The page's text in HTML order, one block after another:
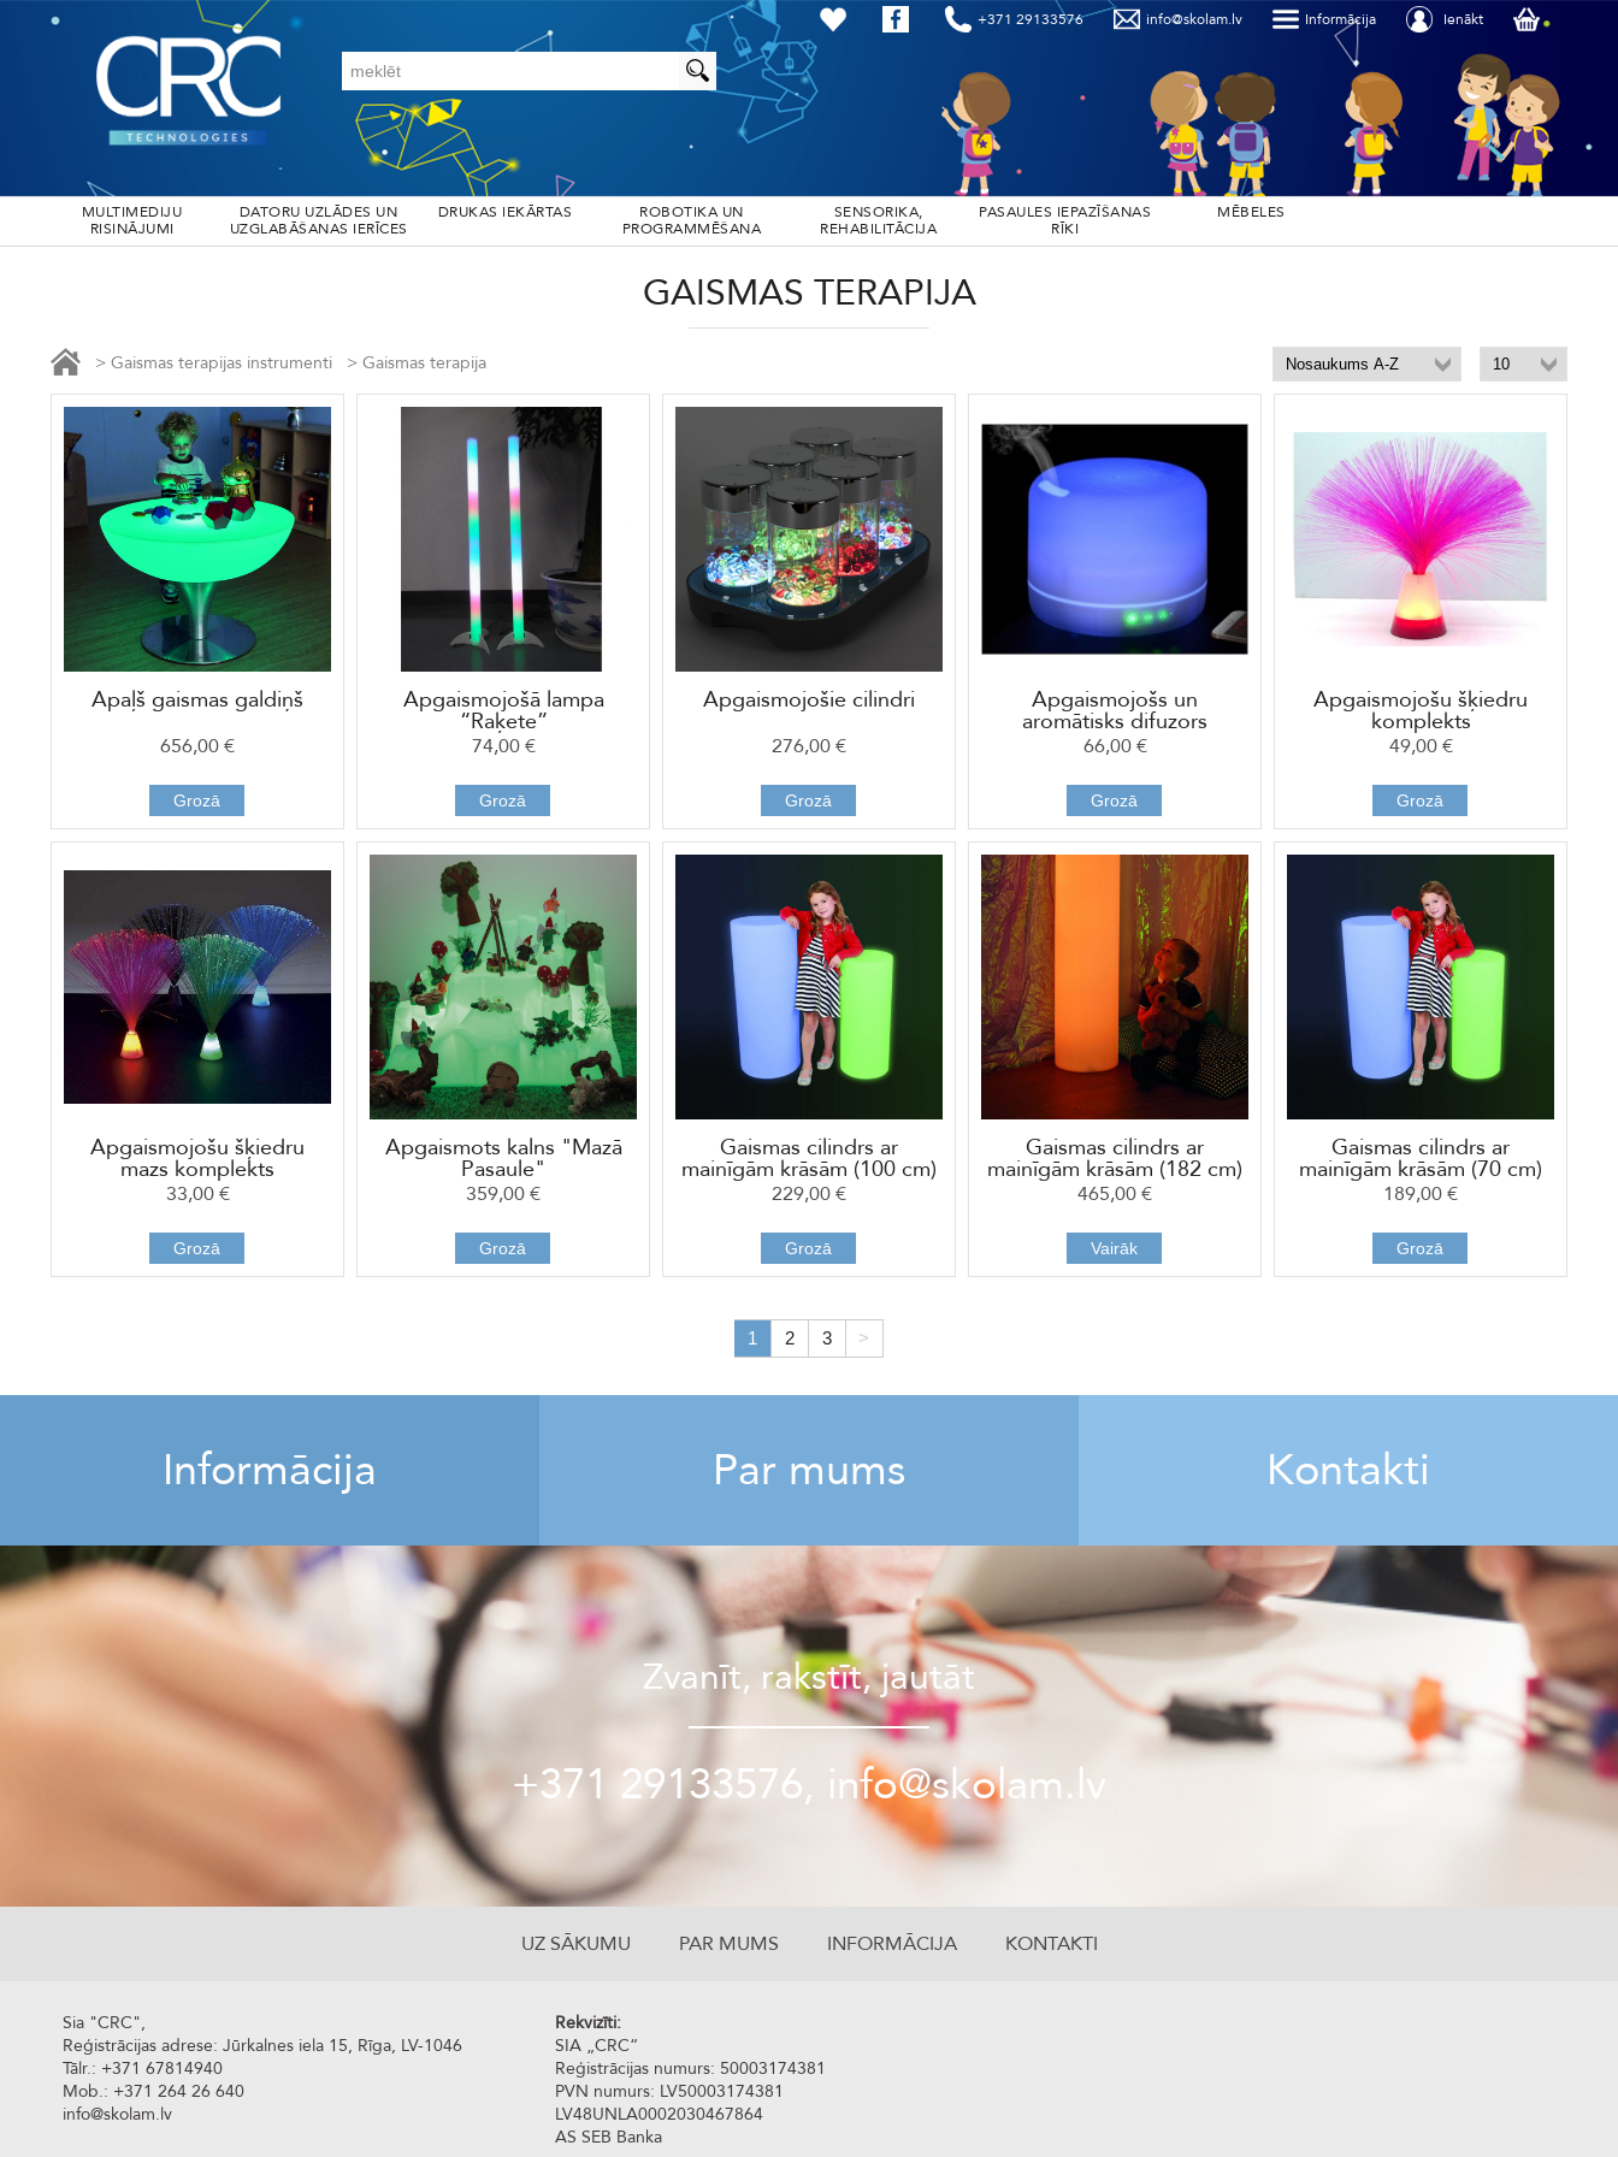
+371 29133576 info@skolam.lv Informācija Ienākt
MULTIMEDIJU
RISINĀJUMI
DATORU UZLĀDES UN
UZGLABĀŠANAS IERĪCES
DRUKAS IEKĀRTAS
ROBOTIKA UN
PROGRAMMĒŠANA
SENSORIKA,
REHABILITĀCIJA
PASAULES IEPAZĪŠANAS
RĪKI
MĒBELES
GAISMAS TERAPIJA
> Gaismas terapijas instrumenti > Gaismas terapija
Apaļš gaismas galdiņš
656,00 €
Grozā
Apgaismojošā lampa
“Raķete”
74,00 €
Grozā
Apgaismojošie cilindri
276,00 €
Grozā
Apgaismojošs un
aromātisks difuzors
66,00 €
Grozā
Apgaismojošu šķiedru
komplekts
49,00 €
Grozā
Apgaismojošu šķiedru
mazs komplekts
33,00 €
Grozā
Apgaismots kalns "Mazā
Pasaule"
359,00 €
Grozā
Gaismas cilindrs ar
mainīgām krāsām (100 cm)
229,00 €
Grozā
Gaismas cilindrs ar
mainīgām krāsām (182 cm)
465,00 €
Vairāk
Gaismas cilindrs ar
mainīgām krāsām (70 cm)
189,00 €
Grozā
1 2 3 >
Informācija Par mums Kontakti
Zvanīt, rakstīt, jautāt
+371 29133576, info@skolam.lv
UZ SĀKUMU PAR MUMS INFORMĀCIJA KONTAKTI
Sia "CRC",
Reģistrācijas adrese: Jūrkalnes iela 15, Rīga, LV-1046
Tālr.: +371 67814940
Mob.: +371 264 26 640
info@skolam.lv
Rekvizīti:
SIA „CRC“
Reģistrācijas numurs: 50003174381
PVN numurs: LV50003174381
LV48UNLA0002030467864
AS SEB Banka